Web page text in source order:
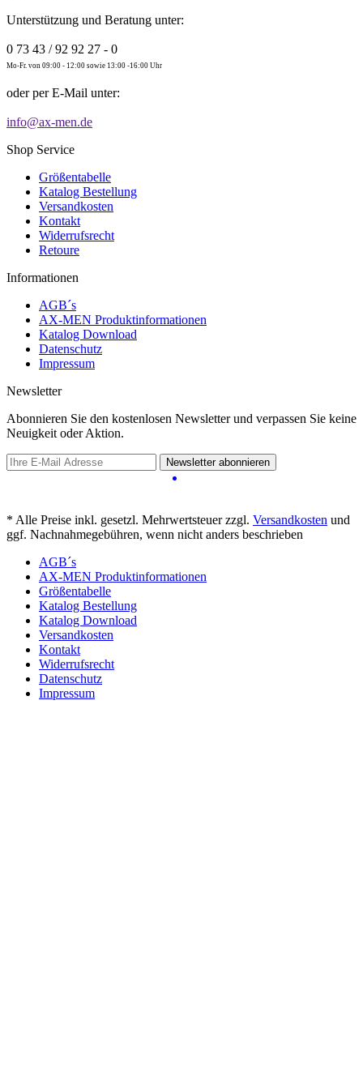
Unterstützung und Beratung unter:
0 73 43 / 92 92 27 - 0
Mo-Fr. von 09:00 - 12:00 sowie 13:00 -16:00 Uhr
oder per E-Mail unter:
info@ax-men.de
Shop Service
Größentabelle
Katalog Bestellung
Versandkosten
Kontakt
Widerrufsrecht
Retoure
Informationen
AGB´s
AX-MEN Produktinformationen
Katalog Download
Datenschutz
Impressum
Newsletter
Abonnieren Sie den kostenlosen Newsletter und verpassen Sie keine
Neuigkeit oder Aktion.
Newsletter abonnieren
* Alle Preise inkl. gesetzl. Mehrwertsteuer zzgl. Versandkosten und
ggf. Nachnahmegebühren, wenn nicht anders beschrieben
AGB´s
AX-MEN Produktinformationen
Größentabelle
Katalog Bestellung
Katalog Download
Versandkosten
Kontakt
Widerrufsrecht
Datenschutz
Impressum